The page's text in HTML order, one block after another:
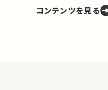
コンテンツを見る